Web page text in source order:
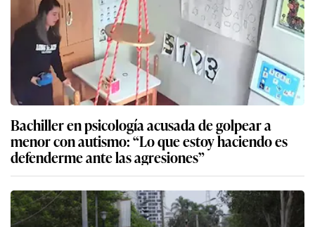
Bachiller en psicología acusada de golpear a
menor con autismo: “Lo que estoy haciendo es
defenderme ante las agresiones”